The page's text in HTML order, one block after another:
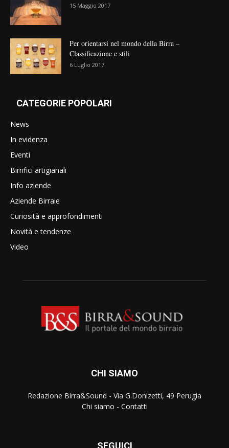
15 Maggio 2017
Per orientarsi nel mondo della Birra –
Classificazione e stili
6 Luglio 2017
CATEGORIE POPOLARI
News
In evidenza
Eventi
Birrifici artigianali
Info aziende
Aziende Birraie
Curiosità e approfondimenti
Novità e tendenze
Video
CHI SIAMO
Redazione Birra&Sound - Via G.Donizetti, 49 Perugia
Chi siamo - Contatti